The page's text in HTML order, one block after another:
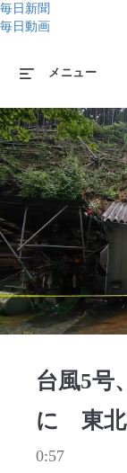
毎日新聞
毎日動画
メニュー
台風5号
に 東北
0:57